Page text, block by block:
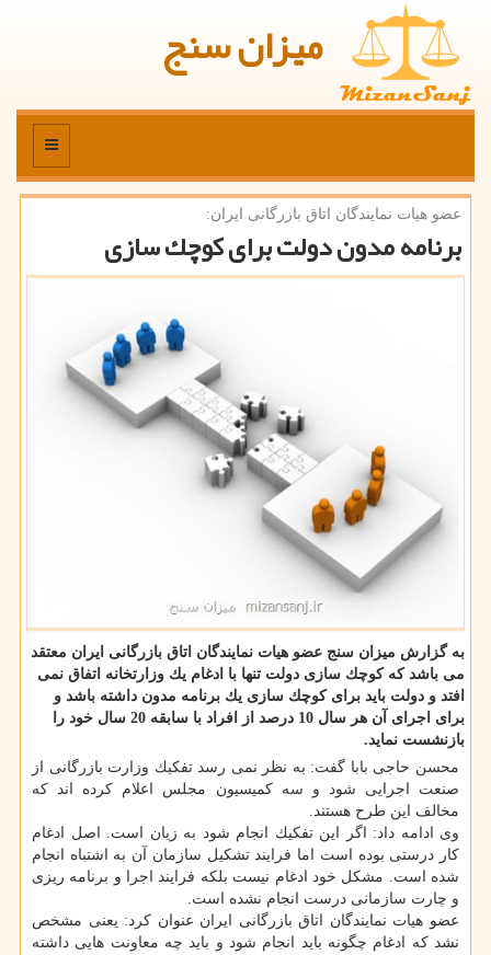
میزان سنج
منو
عضو هیات نمایندگان اتاق بازرگانی ایران:
برنامه مدون دولت برای كوچك سازی
به گزارش میزان سنج عضو هیات نمایندگان اتاق بازرگانی ایران معتقد
می باشد كه كوچك سازی دولت تنها با ادغام یك وزارتخانه اتفاق نمی
افتد و دولت باید برای كوچك سازی یك برنامه مدون داشته باشد و
برای اجرای آن هر سال 10 درصد از افراد با سابقه 20 سال خود را
بازنشست نماید.
محسن حاجی بابا گفت: به نظر نمی رسد تفكیك وزارت بازرگانی از
صنعت اجرایی شود و سه كمیسیون مجلس اعلام كرده اند كه
مخالف این طرح هستند.
وی ادامه داد: اگر این تفكیك انجام شود به زیان است. اصل ادغام
كار درستی بوده است اما فرایند تشكیل سازمان آن به اشتباه انجام
شده است. مشكل خود ادغام نیست بلكه فرایند اجرا و برنامه ریزی
و چارت سازمانی درست انجام نشده است.
عضو هیات نمایندگان اتاق بازرگانی ایران عنوان كرد: یعنی مشخص
نشد كه ادغام چگونه باید انجام شود و باید چه معاونت هایی داشته